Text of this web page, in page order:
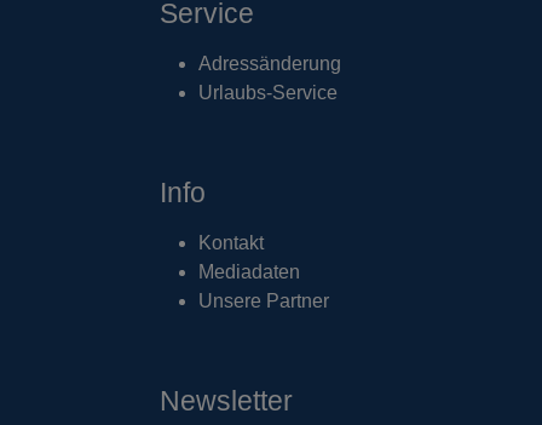
Service
Adressänderung
Urlaubs-Service
Info
Kontakt
Mediadaten
Unsere Partner
Newsletter